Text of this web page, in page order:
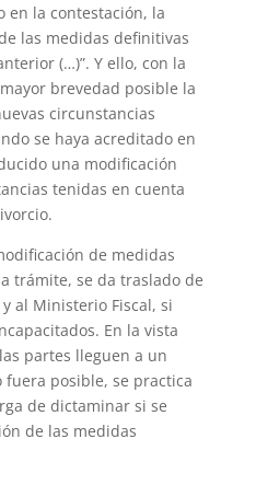
en la contestación, la
las medidas definitivas
(…)”. Y ello, con la
brevedad posible la
circunstancias
se haya acreditado en
una modificación
tenidas en cuenta
de medidas
trámite, se da traslado de
al Ministerio Fiscal, si
En la vista
partes lleguen a un
posible, se practica
de dictaminar si se
de las medidas